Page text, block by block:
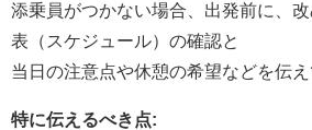
添乗員がつかない場合、出発前に、
表（スケジュール）の確認と
当日の注意点や休憩の希望などを伝え
特に伝えるべき点: